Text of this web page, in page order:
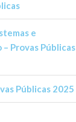
e
Provas Públicas
Públicas 2025